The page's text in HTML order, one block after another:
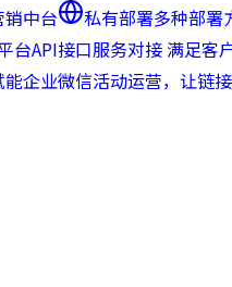
中台 私有部署多种部署
台API接口服务对接 满足客
能企业微信活动运营，让链接